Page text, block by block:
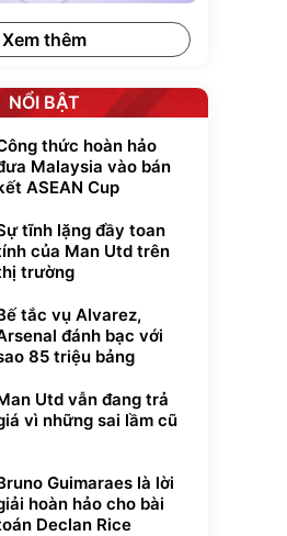
Xem thêm
NỔI BẬT
thức hoàn hảo
Malaysia vào bán
ASEAN Cup
tĩnh lặng đầy toan
của Man Utd trên
trường
tắc vụ Alvarez,
đánh bạc với
85 triệu bảng
Utd vẫn đang trả
vì những sai lầm cũ
Guimaraes là lời
hoàn hảo cho bài
Declan Rice